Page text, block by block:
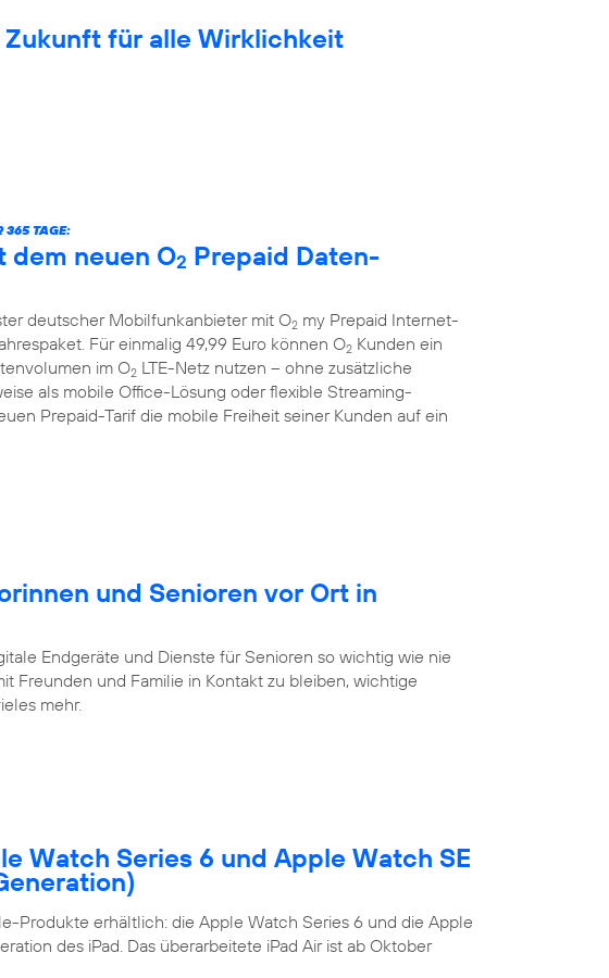
für alle Wirklichkeit
365 TAGE:
dem neuen O2 Prepaid Daten-
deutscher Mobilfunkanbieter mit O2 my Prepaid Internet-
Für einmalig 49,99 Euro können O2 Kunden ein
im O2 LTE-Netz nutzen – ohne zusätzliche
als mobile Office-Lösung oder flexible Streaming-
Prepaid-Tarif die mobile Freiheit seiner Kunden auf ein
und Senioren vor Ort in
Endgeräte und Dienste für Senioren so wichtig wie nie
Freunden und Familie in Kontakt zu bleiben, wichtige
mehr.
Watch Series 6 und Apple Watch SE
Produkte erhältlich: die Apple Watch Series 6 und die Apple
des iPad. Das überarbeitete iPad Air ist ab Oktober